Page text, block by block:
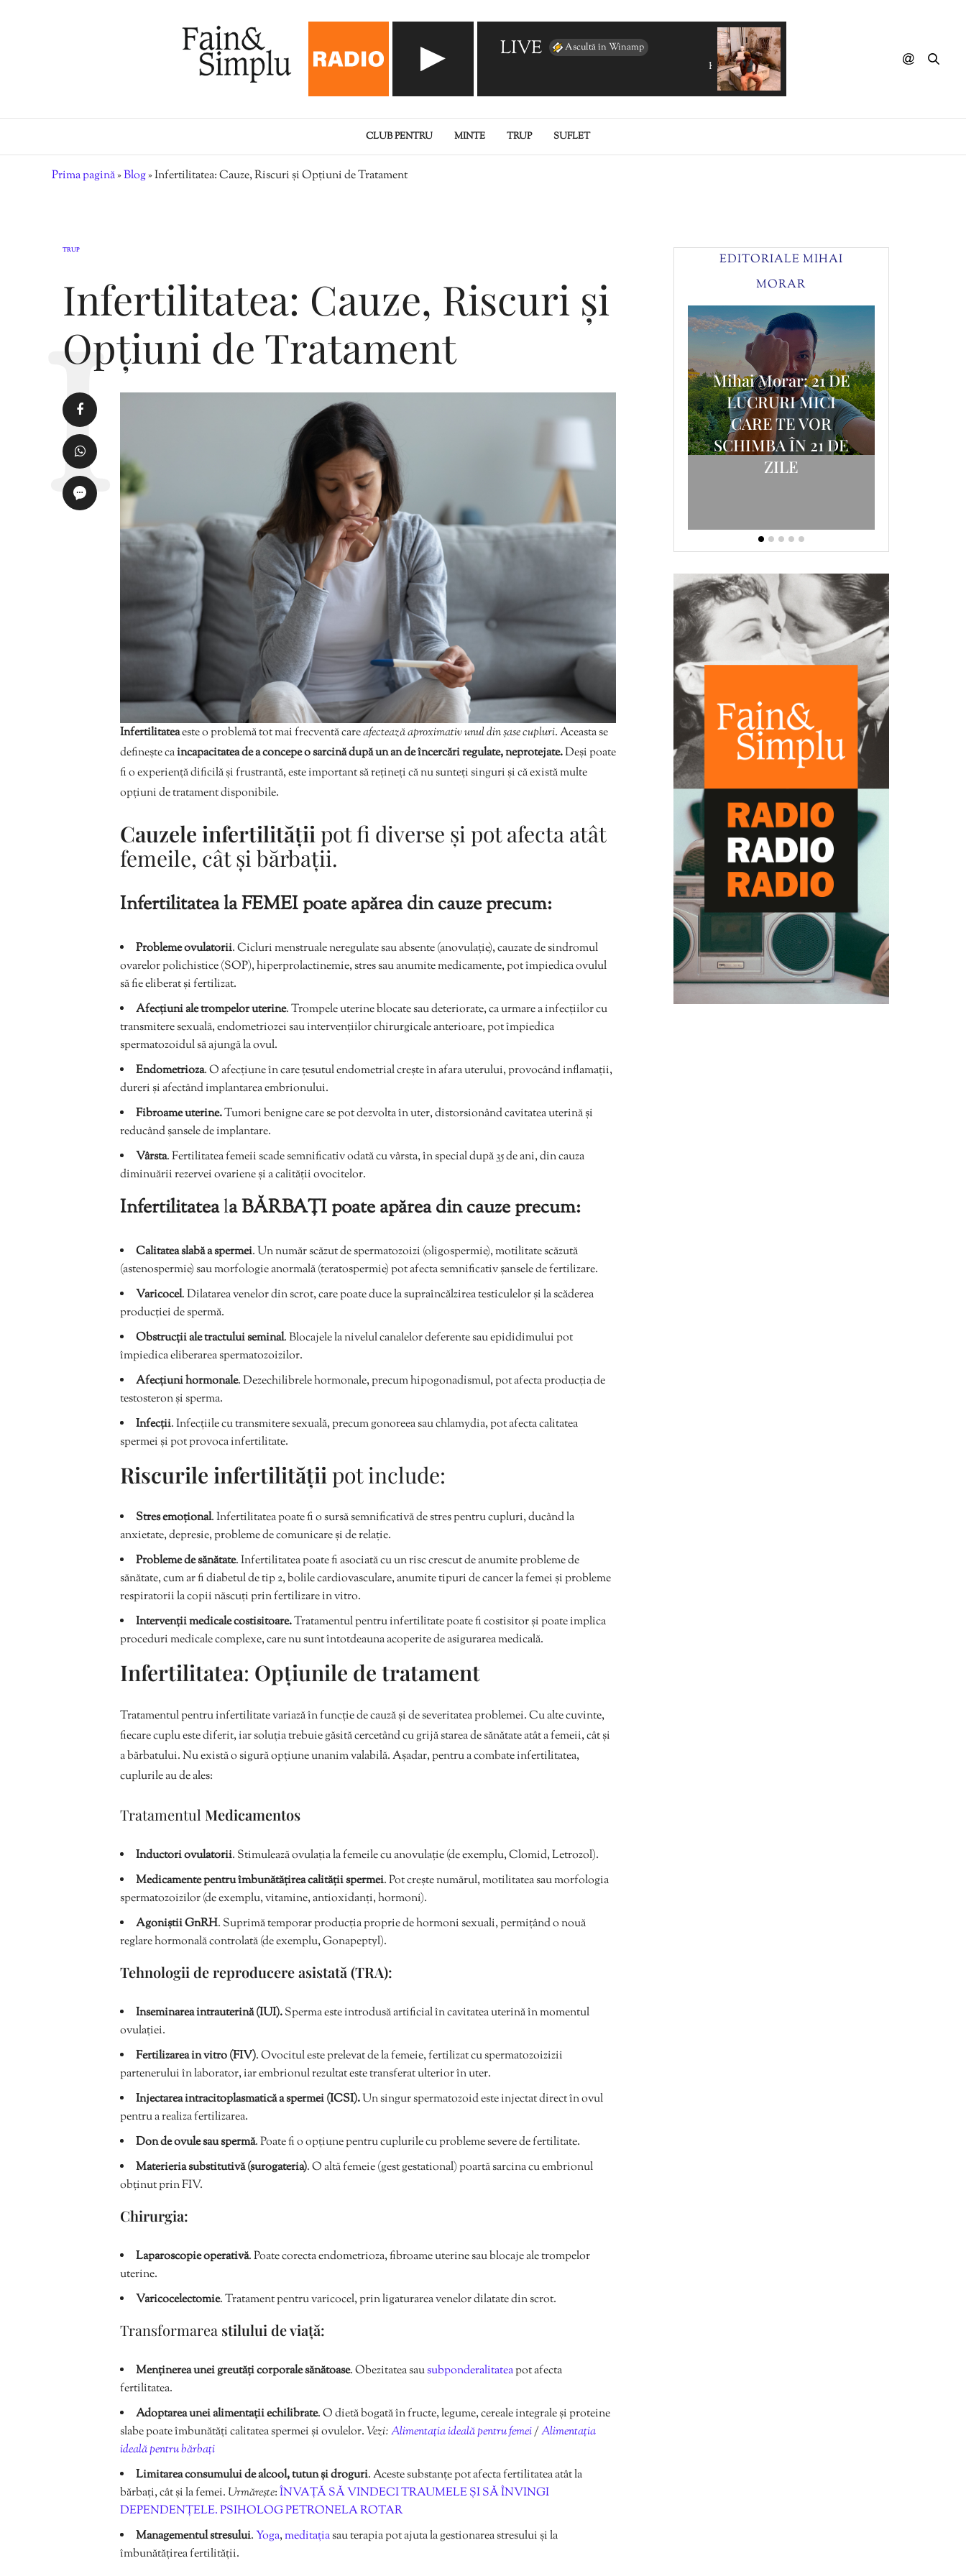
LIVE Ascultă în Winamp
KAZY LAMBIST - The Coast
CLUB PENTRU MINTE TRUP SUFLET
Prima pagină»Blog»Infertilitatea: Cauze, Riscuri și Opțiuni de Tratament
TRUP
Infertilitatea: Cauze, Riscuri și
Opțiuni de Tratament
Infertilitateaeste o problemă tot mai frecventă careafectează aproximativ unul din șase cupluri. Aceasta se
definește caincapacitatea de a concepe o sarcină după un an de încercări regulate, neprotejate.Deși poate
fi o experiență dificilă și frustrantă, este important să rețineți că nu sunteți singuri și că există multe
opțiuni de tratament disponibile.
Cauzele infertilitățiipot fi diverse și pot afecta atât
femeile, cât și bărbații.
Infertilitatea la FEMEI poate apărea din cauze precum:
Probleme ovulatorii. Cicluri menstruale neregulate sau absente (anovulație), cauzate de sindromul
ovarelor polichistice (SOP), hiperprolactinemie, stres sau anumite medicamente, pot împiedica ovulul
să fie eliberat și fertilizat.
Afecțiuni ale trompelor uterine. Trompele uterine blocate sau deteriorate, ca urmare a infecțiilor cu
transmitere sexuală, endometriozei sau intervențiilor chirurgicale anterioare, pot împiedica
spermatozoidul să ajungă la ovul.
Endometrioza. O afecțiune în care țesutul endometrial crește în afara uterului, provocând inflamații,
dureri și afectând implantarea embrionului.
Fibroame uterine.Tumori benigne care se pot dezvolta în uter, distorsionând cavitatea uterină și
reducând șansele de implantare.
Vârsta. Fertilitatea femeii scade semnificativ odată cu vârsta, în special după 35 de ani, din cauza
diminuării rezervei ovariene și a calității ovocitelor.
Infertilitateala BĂRBAȚI poate apărea din cauze precum:
Calitatea slabă a spermei. Un număr scăzut de spermatozoizi (oligospermie), motilitate scăzută
(astenospermie) sau morfologie anormală (teratospermie) pot afecta semnificativ șansele de fertilizare.
Varicocel. Dilatarea venelor din scrot, care poate duce la supraîncălzirea testiculelor și la scăderea
producției de spermă.
Obstrucții ale tractului seminal. Blocajele la nivelul canalelor deferente sau epididimului pot
împiedica eliberarea spermatozoizilor.
Afecțiuni hormonale. Dezechilibrele hormonale, precum hipogonadismul, pot afecta producția de
testosteron și sperma.
Infecții. Infecțiile cu transmitere sexuală, precum gonoreea sau chlamydia, pot afecta calitatea
spermei și pot provoca infertilitate.
Riscurile infertilitățiipot include:
Stres emoțional. Infertilitatea poate fi o sursă semnificativă de stres pentru cupluri, ducând la
anxietate, depresie, probleme de comunicare și de relație.
Probleme de sănătate. Infertilitatea poate fi asociată cu un risc crescut de anumite probleme de
sănătate, cum ar fi diabetul de tip 2, bolile cardiovasculare, anumite tipuri de cancer la femei și probleme
respiratorii la copii născuți prin fertilizare in vitro.
Intervenții medicale costisitoare.Tratamentul pentru infertilitate poate fi costisitor și poate implica
proceduri medicale complexe, care nu sunt întotdeauna acoperite de asigurarea medicală.
Infertilitatea: Opțiunile de tratament
Tratamentul pentru infertilitate variază în funcție de cauză și de severitatea problemei. Cu alte cuvinte,
fiecare cuplu este diferit, iar soluția trebuie găsită cercetând cu grijă starea de sănătate atât a femeii, cât și
a bărbatului. Nu există o sigură opțiune unanim valabilă. Așadar, pentru a combate infertilitatea,
cuplurile au de ales:
Tratamentul Medicamentos
Inductori ovulatorii. Stimulează ovulația la femeile cu anovulație (de exemplu, Clomid, Letrozol).
Medicamente pentru îmbunătățirea calității spermei. Pot crește numărul, motilitatea sau morfologia
spermatozoizilor (de exemplu, vitamine, antioxidanți, hormoni).
Agoniștii GnRH. Suprimă temporar producția proprie de hormoni sexuali, permițând o nouă
reglare hormonală controlată (de exemplu, Gonapeptyl).
Tehnologii de reproducere asistată (TRA):
Inseminarea intrauterină (IUI).Sperma este introdusă artificial în cavitatea uterină în momentul
ovulației.
Fertilizarea in vitro (FIV). Ovocitul este prelevat de la femeie, fertilizat cu spermatozoizizii
partenerului în laborator, iar embrionul rezultat este transferat ulterior în uter.
Injectarea intracitoplasmatică a spermei (ICSI).Un singur spermatozoid este injectat direct în ovul
pentru a realiza fertilizarea.
Don de ovule sau spermă. Poate fi o opțiune pentru cuplurile cu probleme severe de fertilitate.
Materieria substitutivă (surogateria). O altă femeie (gest gestational) poartă sarcina cu embrionul
obținut prin FIV.
Chirurgia:
Laparoscopie operativă. Poate corecta endometrioza, fibroame uterine sau blocaje ale trompelor
uterine.
Varicocelectomie. Tratament pentru varicocel, prin ligaturarea venelor dilatate din scrot.
Transformarea stilului de viață:
Menținerea unei greutăți corporale sănătoase. Obezitatea sausubponderalitateapot afecta
fertilitatea.
Adoptarea unei alimentații echilibrate. O dietă bogată în fructe, legume, cereale integrale și proteine
slabe poate îmbunătăți calitatea spermei și ovulelor.Vezi:Alimentația ideală pentru femei/Alimentația
ideală pentru bărbați
Limitarea consumului de alcool, tutun și droguri. Aceste substanțe pot afecta fertilitatea atât la
bărbați, cât și la femei. Urmărește:ÎNVAȚĂ SĂ VINDECI TRAUMELE ȘI SĂ ÎNVINGI
DEPENDENȚELE. PSIHOLOG PETRONELA ROTAR
Managementul stresului.Yoga,meditațiasau terapia pot ajuta la gestionarea stresului și la
îmbunătățirea fertilității.
EDITORIALE MIHAI
MORAR
Editorial Mihai
Morar: CUM L-AM
Mihai Morar: 21 DE
LUCRURI MICI
CARE TE VOR
SCHIMBA ÎN 21 DE
ZILE